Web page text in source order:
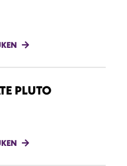
PLUTO